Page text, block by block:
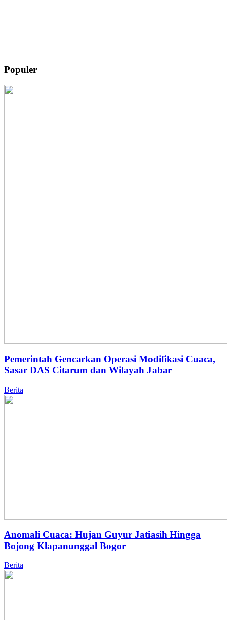
Populer
Pemerintah Gencarkan Operasi Modifikasi Cuaca,
Sasar DAS Citarum dan Wilayah Jabar
Berita
Anomali Cuaca: Hujan Guyur Jatiasih Hingga
Bojong Klapanunggal Bogor
Berita